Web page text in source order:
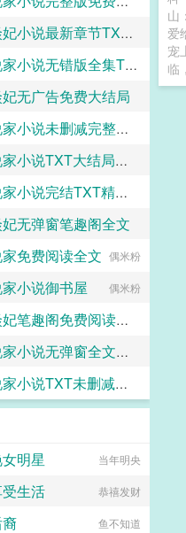
山
爱
宠
临
偶米粉
秦时小说家公子清焱妃小说最新章节TXT下载
偶米粉
公子清焱妃秦时小说家小说无错版全集TXT
偶米粉
无广告免费大结局
偶米粉
公子清焱妃秦时小说家小说未删减完整版TXT
偶米粉
公子清焱妃秦时小说家小说TXT大结局无弹窗
偶米粉
公子清焱妃秦时小说家小说完结TXT精校版
偶米粉
无弹窗笔趣阁全文
偶米粉
免费阅读全文 偶米粉
小说御书屋 偶米粉
秦时小说家公子清焱妃笔趣阁免费阅读全文
偶米粉
公子清焱妃秦时小说家小说无弹窗全文阅读
偶米粉
公子清焱妃秦时小说家小说TXT未删减精校版
明星
当年明央
生活 恭禧发财
鱼不知道